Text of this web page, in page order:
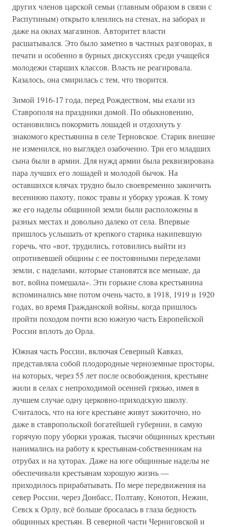
других членов царской семьи (главным образом в связи с
Распутиным) открыто клеились на стенах, на заборах и
даже на окнах магазинов. Авторитет власти
расшатывался. Это было заметно в частных разговорах, в
печати и особенно в бурных дискуссиях среди учащейся
молодежи старших классов. Власть не реагировала.
Казалось, она смирилась с тем, что творится.
Зимой 1916-17 года, перед Рождеством, мы ехали из
Ставрополя на праздники домой. По обыкновению,
остановились покормить лошадей и отдохнуть у
знакомого крестьянина в селе Терновское. Старик внешне
не изменился, но выглядел озабоченно. Три его младших
сына были в армии. Для нужд армии была реквизирована
пара лучших его лошадей и молодой бычок. На
оставшихся клячах трудно было своевременно закончить
весеннюю пахоту, покос травы и уборку урожая. К тому
же его наделы общинной земли были расположены в
разных местах и довольно далеко от села. Впервые
пришлось услышать от крепкого старика накипевшую
горечь, что «вот, трудились, готовились выйти из
опротивевшей общины с ее постоянными переделами
земли, с наделами, которые становятся все меньше, да
вот, война помешала». Эти горькие слова крестьянина
вспоминались мне потом очень часто, в 1918, 1919 и 1920
годах, во время Гражданской войны, когда пришлось
пройти походом почти всю южную часть Европейской
России вплоть до Орла.
Южная часть России, включая Северный Кавказ,
представляла собой плодородные черноземные просторы,
на которых, через 55 лет после освобождения, крестьяне
жили в селах с непроходимой осенней грязью, имея в
лучшем случае одну церковно-приходскую школу.
Считалось, что на юге крестьяне живут зажиточно, но
даже в ставропольской богатейшей губернии, в самую
горячую пору уборки урожая, тысячи общинных крестьян
нанимались на работу к крестьянам-собственникам на
отрубах и на хуторах. Даже на юге общинные наделы не
обеспечивали крестьянам хорошую жизнь —
приходилось прирабатывать. По мере передвижения на
север России, через Донбасс, Полтаву, Конотоп, Нежин,
Севск к Орлу, всё больше бросалась в глаза бедность
общинных крестьян. В северной части Черниговской и